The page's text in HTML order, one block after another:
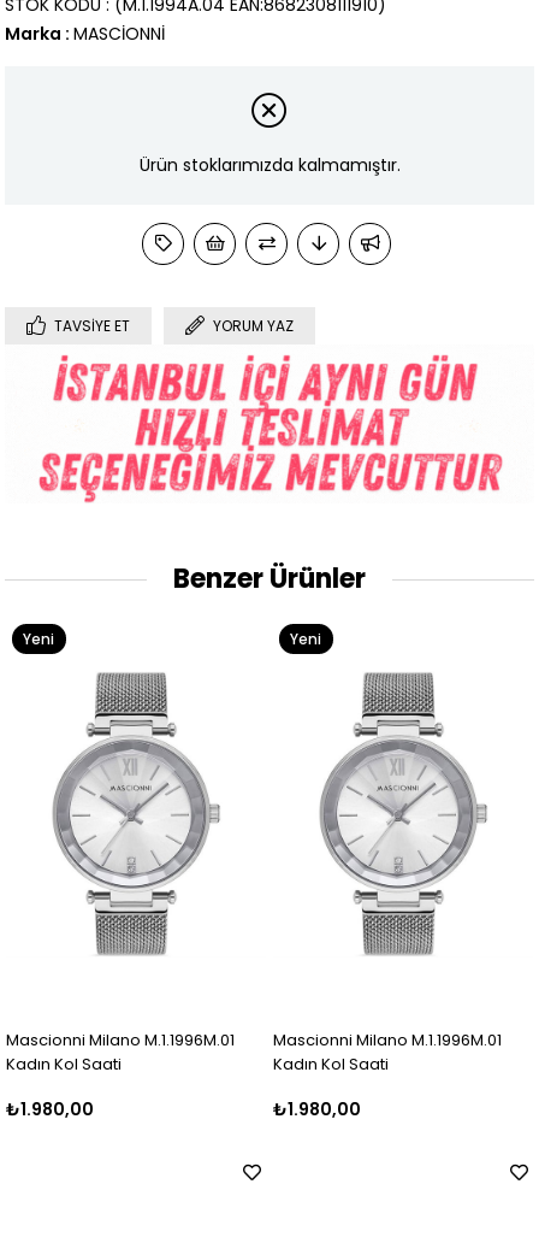
(M.1.1994A.04 EAN:8682308111910)
STOK KODU
Marka : MASCİONNİ
Ürün stoklarımızda kalmamıştır.
TAVSIYE ET YORUM YAZ
Benzer Ürünler
Mascionni Milano M.1.1996M.01
Kadın Kol Saati
₺1.980,00
Yeni
Mascionni Milano M.1.1996M.01
Kadın Kol Saati
₺1.980,00
Yeni